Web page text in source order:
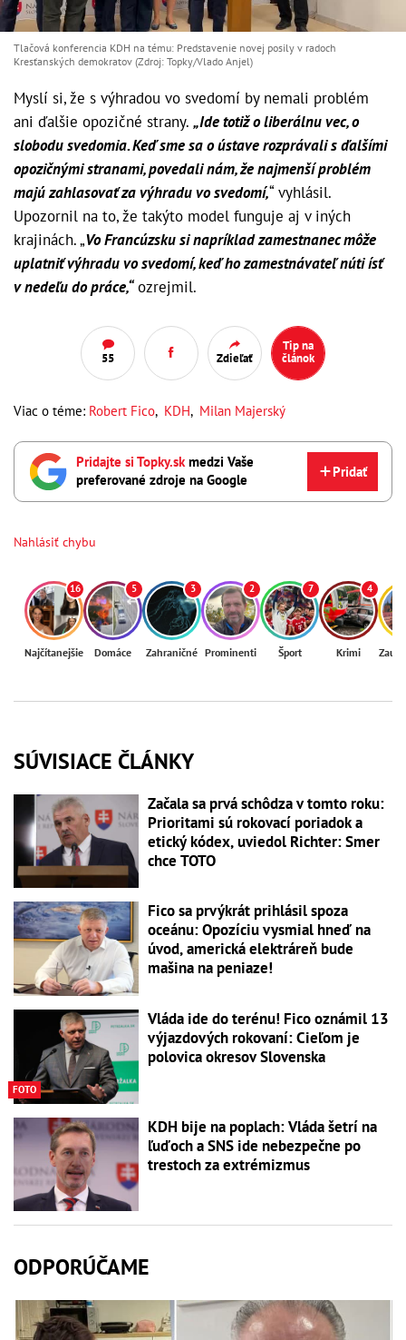
Tlačová konferencia KDH na tému: Predstavenie novej posily v radoch
Kresťanských demokratov (Zdroj: Topky/Vlado Anjel)
Myslí si, že s výhradou vo svedomí by nemali problém
ani ďalšie opozičné strany. „Ide totiž o liberálnu vec, o
slobodu svedomia. Keď sme sa o ústave rozprávali s ďalšími
opozičnými stranami, povedali nám, že najmenší problém
majú zahlasovať za výhradu vo svedomí,“ vyhlásil.
Upozornil na to, že takýto model funguje aj v iných
krajinách. „Vo Francúzsku si napríklad zamestnanec môže
uplatniť výhradu vo svedomí, keď ho zamestnávateľ núti ísť
v nedeľu do práce,“ozrejmil.
55 Zdieľať
Tip na
článok
Viac o téme: Robert Fico, KDH, Milan Majerský
Pridajte si Topky.skmedzi Vaše
preferované zdroje na Google
Pridať
Nahlásiť chybu
16
Najčítanejšie
5
Domáce
3
Zahraničné
2
Prominenti
7
Šport
4
Krimi
SÚVISIACE ČLÁNKY
Začala sa prvá schôdza v tomto roku:
Prioritami sú rokovací poriadok a
etický kódex, uviedol Richter: Smer
chce TOTO
Fico sa prvýkrát prihlásil spoza
oceánu: Opozíciu vysmial hneď na
úvod, americká elektráreň bude
mašina na peniaze!
FOTO
Vláda ide do terénu! Fico oznámil 13
výjazdových rokovaní: Cieľom je
polovica okresov Slovenska
KDH bije na poplach: Vláda šetrí na
ľuďoch a SNS ide nebezpečne po
trestoch za extrémizmus
ODPORÚČAME